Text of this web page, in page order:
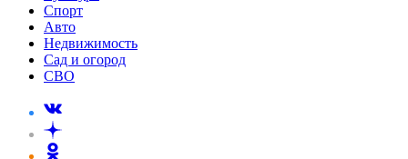
Спорт
Авто
Недвижимость
Сад и огород
СВО